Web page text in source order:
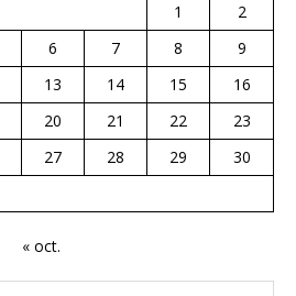
1
2
6 7 8
9
13 14 15
16
20 21 22
23
27 28 29
30
« oct.